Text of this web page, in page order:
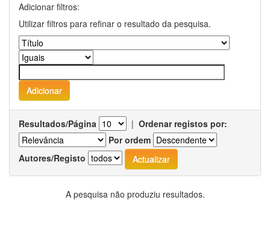
Adicionar filtros:
Utilizar filtros para refinar o resultado da pesquisa.
Resultados/Página | Ordenar registos por:
Por ordem
Autores/Registo
A pesquisa não produziu resultados.